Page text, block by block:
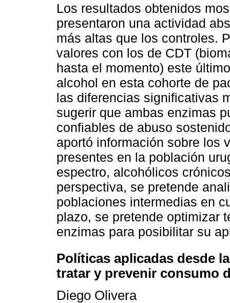
Los resultados obtenidos
presentaron una actividad
más altas que los controles.
valores con los de CDT
hasta el momento) este
alcohol en esta cohorte de
las diferencias significativas
sugerir que ambas enzimas
confiables de abuso
aportó información sobre los
presentes en la población
espectro, alcohólicos
perspectiva, se pretende
poblaciones intermedias en
plazo, se pretende optimizar
enzimas para posibilitar su
Políticas aplicadas desde
tratar y prevenir consumo
Diego Olivera